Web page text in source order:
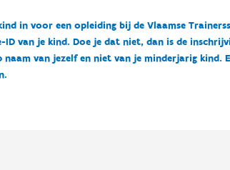
in voor een opleiding bij de Vlaamse
ID van je kind. Doe je dat niet, dan is de
van jezelf en niet van je minderjarig kind.